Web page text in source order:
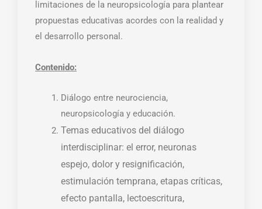
limitaciones de la neuropsicología para plantear
propuestas educativas acordes con la realidad y
el desarrollo personal.
Contenido:
Diálogo entre neurociencia,
neuropsicología y educación.
Temas educativos del diálogo
interdisciplinar: el error, neuronas
espejo, dolor y resignificación,
estimulación temprana, etapas críticas,
efecto pantalla, lectoescritura,